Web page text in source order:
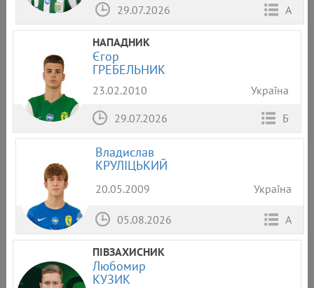
29.07.2026
А
НАПАДНИК
Єгор
ГРЕБЕЛЬНИК
23.02.2010
Україна
29.07.2026
Б
Владислав
КРУЛІЦЬКИЙ
20.05.2009 Україна
05.08.2026 А
ПІВЗАХИСНИК
Любомир
КУЗИК